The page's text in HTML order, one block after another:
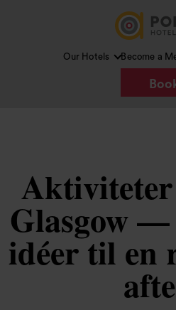
Our Hotels Become a
Glasgow —
idéer til en